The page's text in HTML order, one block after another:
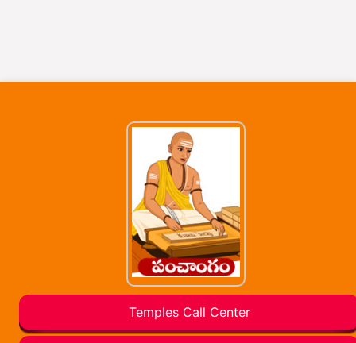
Temples Call Center